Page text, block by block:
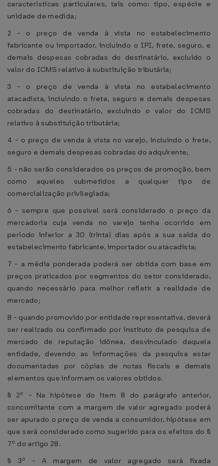
características particulares, tais como: tipo, espécie e
unidade de medida;
2 - o preço de venda à vista no estabelecimento
fabricante ou importador, incluindo o IPI, frete, seguro, e
demais despesas cobradas do destinatário, excluído o
valor do ICMS relativo à substituição tributária;
3 - o preço de venda à vista no estabelecimento
atacadista, incluindo o frete, seguro e demais despesas
cobradas do destinatário, excluindo o valor do ICMS
relativo à substituição tributária;
4 - o preço de venda à vista no varejo, incluindo o frete,
seguro e demais despesas cobradas do adquirente;
5 - não serão considerados os preços de promoção, bem
como aqueles submetidos a qualquer tipo de
comercialização privilegiada;
6 - sempre que possível será considerado o preço da
mercadoria cuja venda no varejo tenha ocorrido em
período inferior a 30 (trinta) dias após a sua saída do
estabelecimento fabricante, importador ou atacadista;
7 - a média ponderada poderá ser obtida com base em
preços praticados por segmentos do setor considerado,
quando necessário para melhor refletir a realidade de
mercado;
8 - quando promovido por entidade representativa, deverá
ser realizado ou confirmado por instituto de pesquisa de
mercado de reputação idônea, desvinculado daquela
entidade, devendo as informações da pesquisa estar
documentadas por cópias de notas fiscais e demais
elementos que informam os valores obtidos.
§ 2º - Na hipótese do item 8 do parágrafo anterior,
concomitante com a margem de valor agregado poderá
ser apurado o preço de venda a consumidor, hipótese em
que será considerado como sugerido para os efeitos do §
7º do artigo 28.
§ 3º - A margem de valor agregado será fixada